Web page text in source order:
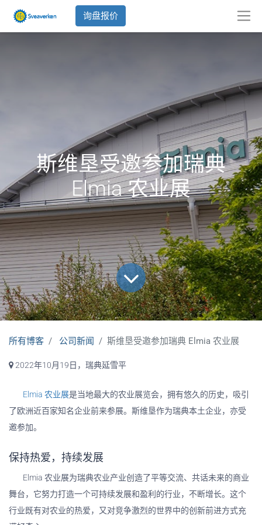
询盘报价
斯维垦受邀参加瑞典
Elmia 农业展
所有博客 公司新闻 斯维垦受邀参加瑞典 Elmia 农业展
2022年10月19日，瑞典延雪平
Elmia 农业展是当地最大的农业展览会，拥有悠久的历史，吸引
了欧洲近百家知名企业前来参展。斯维垦作为瑞典本土企业，亦受
邀参加。
保持热爱，持续发展
Elmia 农业展为瑞典农业产业创造了平等交流、共话未来的商业
舞台，它努力打造一个可持续发展和盈利的行业，不断增长。这个
行业既有对农业的热爱，又对竞争激烈的世界中的创新前进方式充